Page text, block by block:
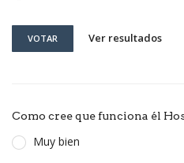
VOTAR Ver resultados
Como cree que funciona él
Muy bien